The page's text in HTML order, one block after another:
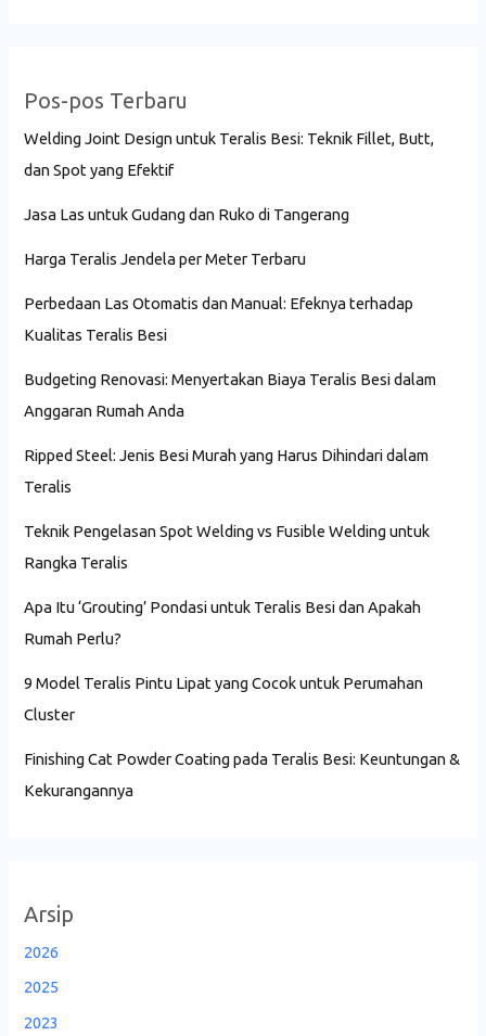
Pos-pos Terbaru
Welding Joint Design untuk Teralis Besi: Teknik Fillet, Butt,
dan Spot yang Efektif
Jasa Las untuk Gudang dan Ruko di Tangerang
Harga Teralis Jendela per Meter Terbaru
Perbedaan Las Otomatis dan Manual: Efeknya terhadap
Kualitas Teralis Besi
Budgeting Renovasi: Menyertakan Biaya Teralis Besi dalam
Anggaran Rumah Anda
Ripped Steel: Jenis Besi Murah yang Harus Dihindari dalam
Teralis
Teknik Pengelasan Spot Welding vs Fusible Welding untuk
Rangka Teralis
Apa Itu ‘Grouting’ Pondasi untuk Teralis Besi dan Apakah
Rumah Perlu?
9 Model Teralis Pintu Lipat yang Cocok untuk Perumahan
Cluster
Finishing Cat Powder Coating pada Teralis Besi: Keuntungan &
Kekurangannya
Arsip
2026
2025
2023